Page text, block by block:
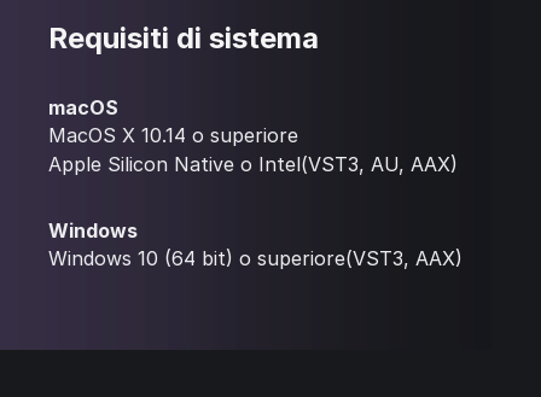
Requisiti di sistema
macOS
MacOS X 10.14 o superiore
Apple Silicon Native o Intel(VST3, AU, AAX)
Windows
Windows 10 (64 bit) o superiore(VST3, AAX)